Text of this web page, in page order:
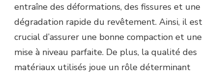
entraîne des déformations, des fissures et une
dégradation rapide du revêtement. Ainsi, il est
crucial d’assurer une bonne compaction et une
mise à niveau parfaite. De plus, la qualité des
matériaux utilisés joue un rôle déterminant